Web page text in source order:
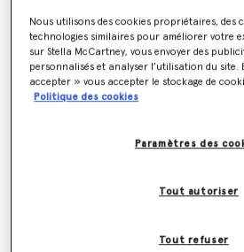
Couleur Marron écaille de tortue
sélectionné
Sélectionnez la taille (Italian)
Soyez informé(e) en priorité du
Nous utilisons des cookies propriétaires, des
technologies similaires pour améliorer votre
sur Stella McCartney, vous envoyer des
personnalisés et analyser l’utilisation du
accepter » vous accepter le stockage de
Politique des cookies
Paramètres des
Tout refuser
Tout autoriser